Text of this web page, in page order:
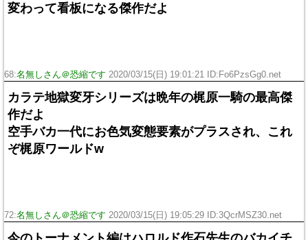
変わって看板になる傑作だよ
68:名無しさん＠恐縮です 2020/03/15(日) 19:01:21 ID:Fo6PzsGg0.net
カラテ地獄変牙シリーズは晩年の梶原一騎の最高傑
作だよ
空手バカ一代にお色気変態要素がプラスされ、これ
ぞ梶原ワールドw
72:名無しさん＠恐縮です 2020/03/15(日) 19:05:29 ID:3QcrMSZ30.net